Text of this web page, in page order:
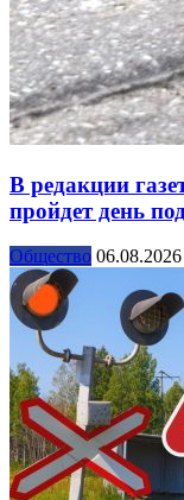
В редакции
пройдет день
Общество 06.08.2026